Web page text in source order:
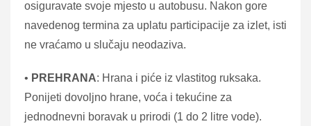
osiguravate svoje mjesto u autobusu. Nakon gore
navedenog termina za uplatu participacije za izlet, isti
ne vraćamo u slučaju neodaziva.
• PREHRANA: Hrana i piće iz vlastitog ruksaka.
Ponijeti dovoljno hrane, voća i tekućine za
jednodnevni boravak u prirodi (1 do 2 litre vode).